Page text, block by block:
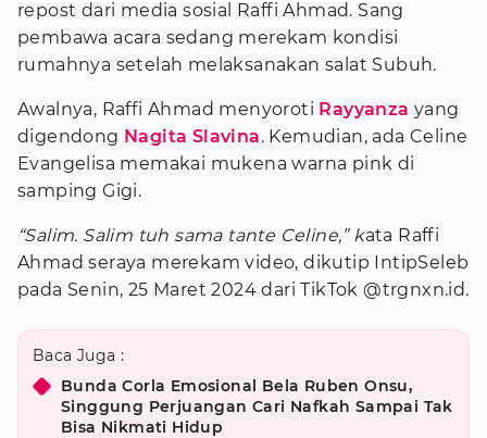
repost dari media sosial Raffi Ahmad. Sang
pembawa acara sedang merekam kondisi
rumahnya setelah melaksanakan salat Subuh.
Awalnya, Raffi Ahmad menyoroti Rayyanza yang
digendong Nagita Slavina. Kemudian, ada Celine
Evangelisa memakai mukena warna pink di
samping Gigi.
“Salim. Salim tuh sama tante Celine,” kata Raffi
Ahmad seraya merekam video, dikutip IntipSeleb
pada Senin, 25 Maret 2024 dari TikTok @trgnxn.id.
Baca Juga :
Bunda Corla Emosional Bela Ruben Onsu,
Singgung Perjuangan Cari Nafkah Sampai Tak
Bisa Nikmati Hidup